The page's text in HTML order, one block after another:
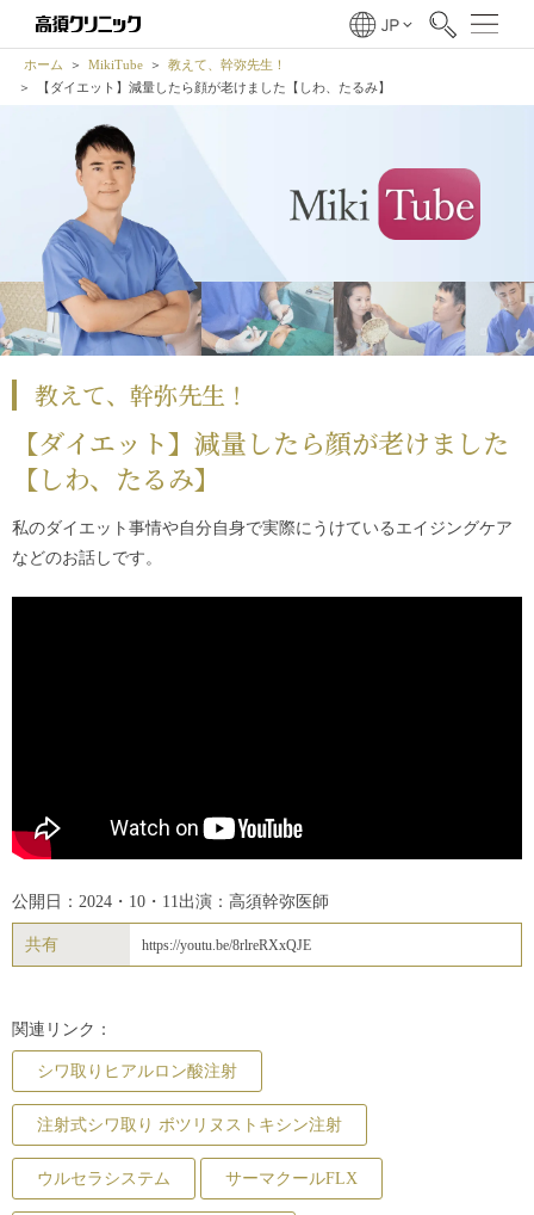
ホーム MikiTube
教えて、幹弥先生！
【ダイエット】減量したら顔が老けました【しわ、たるみ】
教えて、幹弥先生！
【ダイエット】減量したら顔が老けました
【しわ、たるみ】
私のダイエット事情や自分自身で実際にうけているエイジングケア
などのお話しです。
公開日：2024・10・11出演：高須幹弥医師
共有 https://youtu.be/8rlreRXxQJE
関連リンク：
シワ取りヒアルロン酸注射
注射式シワ取り ボツリヌストキシン注射
ウルセラシステム サーマクールFLX